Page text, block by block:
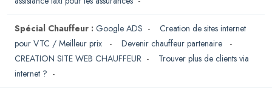
Spécial Chauffeur : Google ADS - Creation de sites internet
pour VTC / Meilleur prix
- Devenir chauffeur partenaire
-
CREATION SITE WEB CHAUFFEUR - Trouver plus de clients via
internet ? -